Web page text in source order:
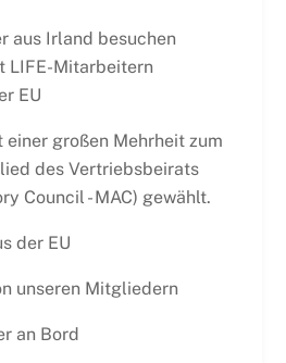
aus Irland besuchen
LIFE-Mitarbeitern
EU
einer großen Mehrheit zum
des Vertriebsbeirats
Council - MAC) gewählt.
der EU
unseren Mitgliedern
an Bord